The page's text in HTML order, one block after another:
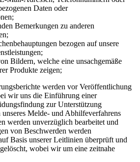
Daten oder
Bemerkungen zu anderen
bezogen auf unsere
Bildern, welche eine unsachgemäße
Produkte zeigen;
werden vor Veröffentlichung
wir uns die Einführung einer
zur Unterstützung
Melde- und Abhilfeverfahrens
werden unverzüglich bearbeitet und
von Beschwerden werden
Basis unserer Leitlinien überprüft und
wobei wir um eine zeitnahe